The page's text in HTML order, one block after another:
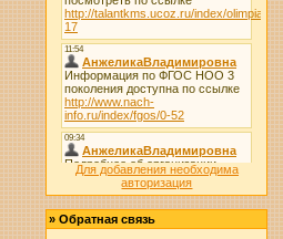
Для добавления необходима
авторизация
»Обратная связь